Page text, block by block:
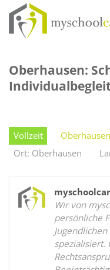
Zum
Inhalt
springen
Oberhausen:
Vollzeit Oberhausen
Ort: Oberhausen
Wir von
persönliche
spezialisiert.